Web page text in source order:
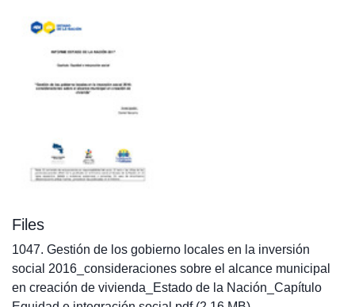
Files
1047. Gestión de los gobierno locales en la inversión
social 2016_consideraciones sobre el alcance municipal
en creación de vivienda_Estado de la Nación_Capítulo